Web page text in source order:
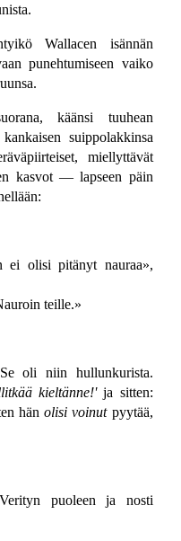
Wallacen isännän
punehtumiseen vaiko
käänsi tuuhean
suippolakkinsa
miellyttävät
kasvot — lapseen päin
ei olisi pitänyt nauraa»,
teille.»
oli niin hullunkurista.
kieltänne!'ja sitten:
hänolisi voinutpyytää,
puoleen ja nosti